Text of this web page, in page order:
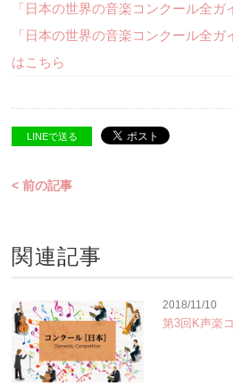
「日本の世界の音楽コンクール全
「日本の世界の音楽コンクール全
はこちら
LINEで送る
< 前の記事
関連記事
2018/11/10
第3回K声楽